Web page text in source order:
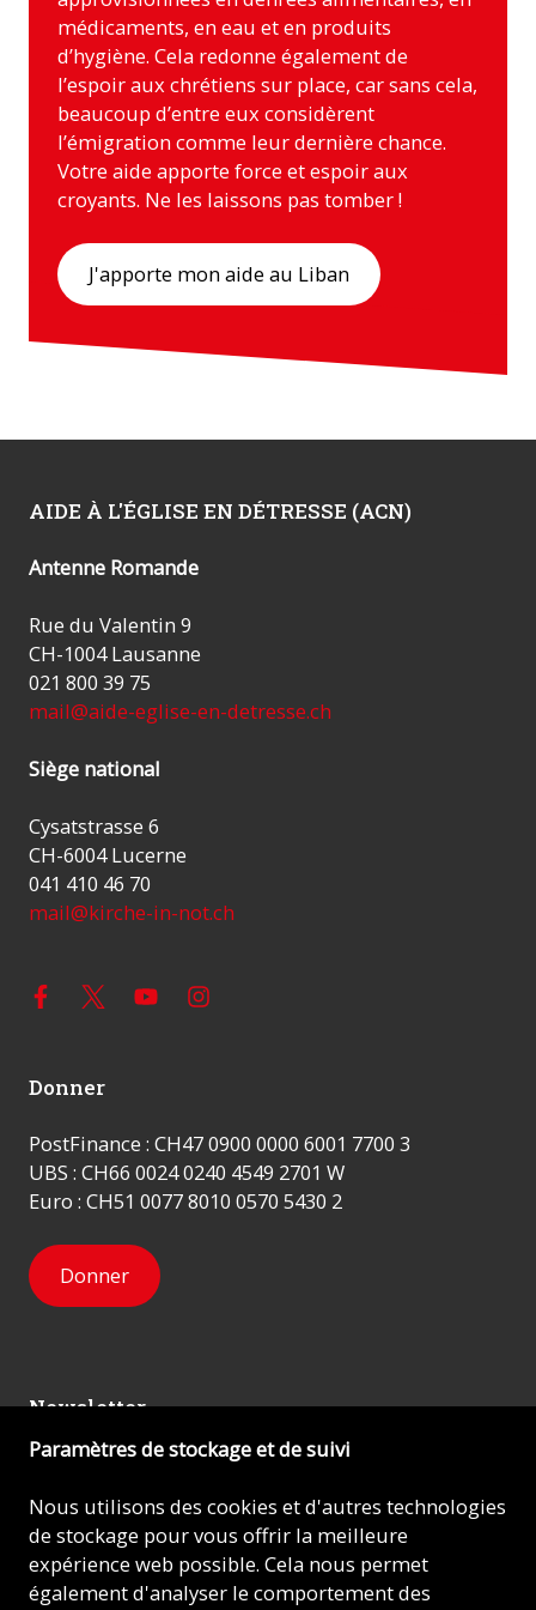
médicaments, en eau et en produits
d’hygiène. Cela redonne également de
l’espoir aux chrétiens sur place, car sans cela,
beaucoup d’entre eux considèrent
l’émigration comme leur dernière chance.
Votre aide apporte force et espoir aux
croyants. Ne les laissons pas tomber !
J'apporte mon aide au Liban
AIDE À L'ÉGLISE EN DÉTRESSE (ACN)
Antenne Romande
Rue du Valentin 9
CH-1004 Lausanne
021 800 39 75
mail@aide-eglise-en-detresse.ch
Siège national
Cysatstrasse 6
CH-6004 Lucerne
041 410 46 70
mail@kirche-in-not.ch
Donner
PostFinance : CH47 0900 0000 6001 7700 3
UBS : CH66 0024 0240 4549 2701 W
Euro : CH51 0077 8010 0570 5430 2
Donner
Newsletter
© 2026 - AIDE À L'ÉGLISE EN DÉTRESSE (ACN)
Paramètres de stockage et de suivi
Nous utilisons des cookies et d'autres technologies
de stockage pour vous offrir la meilleure
expérience web possible. Cela nous permet
également d'analyser le comportement des